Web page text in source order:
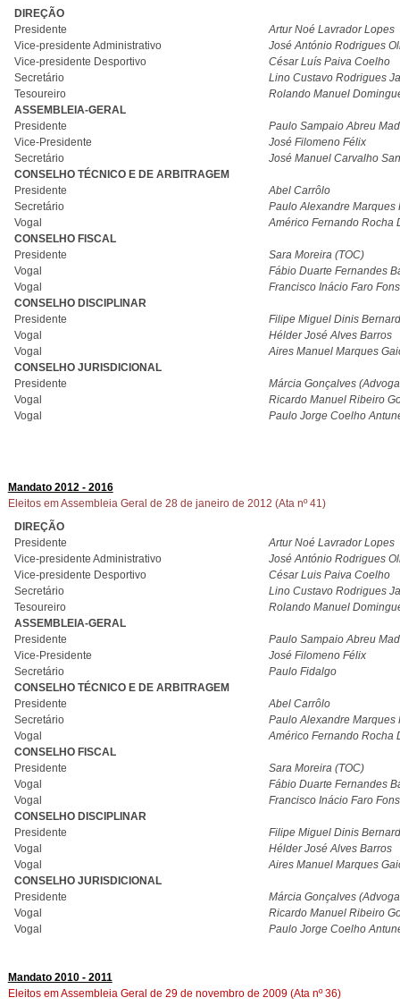
DIREÇÃO
Presidente
Artur Noé Lavrador Lopes
Vice-presidente Administrativo
José António Rodrigues
Vice-presidente Desportivo
César Luís Paiva Coelho
Secretário
Lino Custavo Rodrigues
Tesoureiro
Rolando Manuel
ASSEMBLEIA-GERAL
Presidente
Paulo Sampaio Abreu
Vice-Presidente
José Filomeno Félix
Secretário
José Manuel Carvalho
CONSELHO TÉCNICO E DE ARBITRAGEM
Presidente
Abel Carrôlo
Secretário
Paulo Alexandre Marques
Vogal
Américo Fernando Rocha
CONSELHO FISCAL
Presidente
Sara Moreira (TOC)
Vogal
Fábio Duarte Fernandes
Vogal
Francisco Inácio Faro
CONSELHO DISCIPLINAR
Presidente
Filipe Miguel Dinis
Vogal
Hélder José Alves Barros
Vogal
Aires Manuel Marques
CONSELHO JURISDICIONAL
Presidente
Márcia Gonçalves
Vogal
Ricardo Manuel Ribeiro
Vogal
Paulo Jorge Coelho
Mandato 2012 - 2016
Eleitos em Assembleia Geral de 28 de janeiro de 2012 (Ata nº 41)
DIREÇÃO
Presidente
Artur Noé Lavrador Lopes
Vice-presidente Administrativo
José António Rodrigues
Vice-presidente Desportivo
César Luis Paiva Coelho
Secretário
Lino Custavo Rodrigues
Tesoureiro
Rolando Manuel
ASSEMBLEIA-GERAL
Presidente
Paulo Sampaio Abreu
Vice-Presidente
José Filomeno Félix
Secretário
Paulo Fidalgo
CONSELHO TÉCNICO E DE ARBITRAGEM
Presidente
Abel Carrôlo
Secretário
Paulo Alexandre Marques
Vogal
Américo Fernando Rocha
CONSELHO FISCAL
Presidente
Sara Moreira (TOC)
Vogal
Fábio Duarte Fernandes
Vogal
Francisco Inácio Faro
CONSELHO DISCIPLINAR
Presidente
Filipe Miguel Dinis
Vogal
Hélder José Alves Barros
Vogal
Aires Manuel Marques
CONSELHO JURISDICIONAL
Presidente
Márcia Gonçalves
Vogal
Ricardo Manuel Ribeiro
Vogal
Paulo Jorge Coelho
Mandato 2010 - 2011
Eleitos em Assembleia Geral de 29 de novembro de 2009 (Ata nº 36)